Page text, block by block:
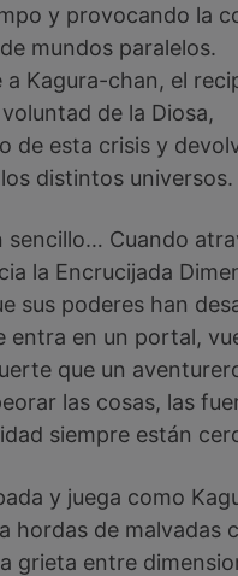
y provocando la
de mundos paralelos.
a Kagura-chan, el
voluntad de la Diosa,
de esta crisis y
distintos universos.
sencillo… Cuando
la Encrucijada
sus poderes han
entra en un portal,
que un
las cosas, las
siempre están
y juega como
hordas de malvadas
grieta entre